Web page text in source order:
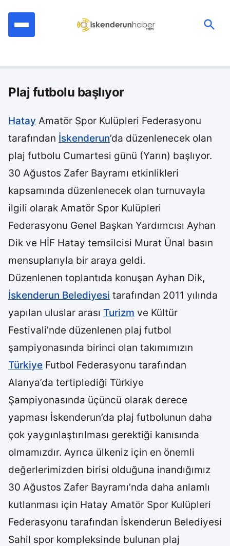
Plaj futbolu başlıyor
Hatay Amatör Spor Kulüpleri Federasyonu
tarafından İskenderun’da düzenlenecek olan
plaj futbolu Cumartesi günü (Yarın) başlıyor.
30 Ağustos Zafer Bayramı etkinlikleri
kapsamında düzenlenecek olan turnuvayla
ilgili olarak Amatör Spor Kulüpleri
Federasyonu Genel Başkan Yardımcısı Ayhan
Dik ve HİF Hatay temsilcisi Murat Ünal basın
mensuplarıyla bir araya geldi.
Düzenlenen toplantıda konuşan Ayhan Dik,
İskenderun Belediyesi tarafından 2011 yılında
yapılan uluslar arası Turizm ve Kültür
Festivali’nde düzenlenen plaj futbol
şampiyonasında birinci olan takımımızın
Türkiye Futbol Federasyonu tarafından
Alanya’da tertiplediği Türkiye
Şampiyonasında üçüncü olarak derece
yapması İskenderun’da plaj futbolunun daha
çok yaygınlaştırılması gerektiği kanısında
olmamızdır. Ayrıca ülkeniz için en önemli
değerlerimizden birisi olduğuna inandığımız
30 Ağustos Zafer Bayramı’nda daha anlamlı
kutlanması için Hatay Amatör Spor Kulüpleri
Federasyonu tarafından İskenderun Belediyesi
Sahil spor kompleksinde bulunan plaj